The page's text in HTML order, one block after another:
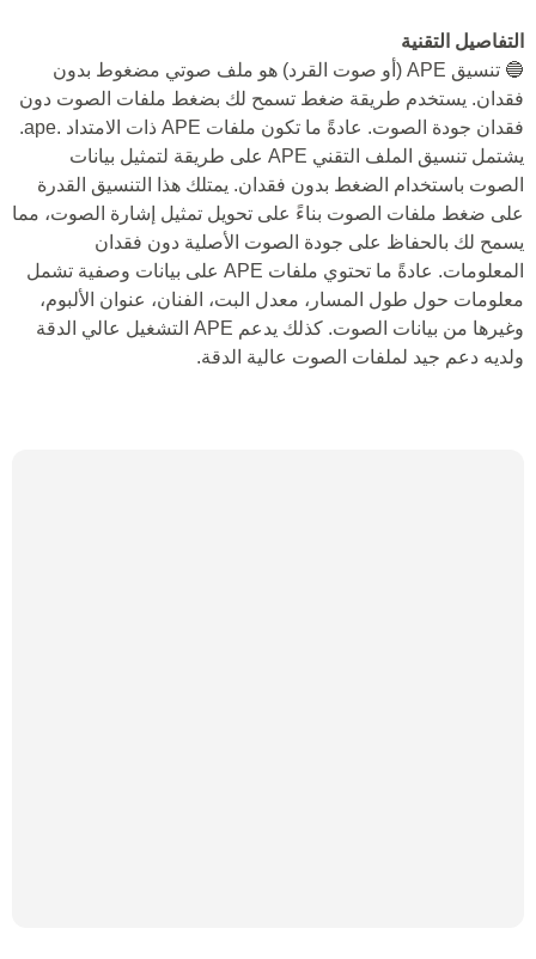
التفاصيل التقنية
🔵 تنسيق APE (أو صوت القرد) هو ملف صوتي مضغوط بدون
فقدان. يستخدم طريقة ضغط تسمح لك بضغط ملفات الصوت دون
فقدان جودة الصوت. عادةً ما تكون ملفات APE ذات الامتداد .ape.
يشتمل تنسيق الملف التقني APE على طريقة لتمثيل بيانات
الصوت باستخدام الضغط بدون فقدان. يمتلك هذا التنسيق القدرة
على ضغط ملفات الصوت بناءً على تحويل تمثيل إشارة الصوت، مما
يسمح لك بالحفاظ على جودة الصوت الأصلية دون فقدان
المعلومات. عادةً ما تحتوي ملفات APE على بيانات وصفية تشمل
معلومات حول طول المسار، معدل البت، الفنان، عنوان الألبوم،
وغيرها من بيانات الصوت. كذلك يدعم APE التشغيل عالي الدقة
ولديه دعم جيد لملفات الصوت عالية الدقة.